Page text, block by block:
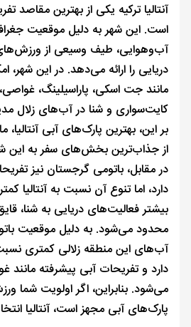
آنتالیا ترکیه یکی از بهترین مقاصد
است. این شهر به دلیل موقعیت
آب‌وهوایی، طیف وسیعی از
دریایی را ارائه می‌دهد. در این شهر،
مانند جت اسکی، پاراسیلینگ،
کایت‌سواری و شنا در آب‌های زلال
بر این، بهترین پارک‌های آبی آنتالیا،
از جذاب‌ترین بخش‌های سفر به
در مقابل، باتومی گرجستان نیز
دارد، اما تنوع آن نسبت به آنتالیا
بیشتر فعالیت‌های دریایی به شنا،
محدود می‌شود. به دلیل موقعیت
آب‌های این منطقه زلالی کمتری
دارد و تفریحات آبی پیشرفته مانند
می‌شود. بنابراین، اگر اولویت شما
پارک‌های آبی مجهز است، آنتالیا